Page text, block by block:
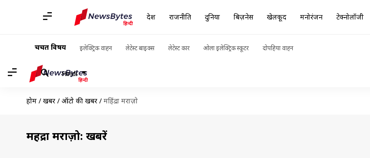
देश राजनीति दुनिया बिज़नेस खेलकूद मनोरंजन टेक्नोलॉजी
चर्चित विषय इलेक्ट्रिक वाहन लेटेस्ट बाइक्स लेटेस्ट कार ओला इलेक्ट्रिक स्कूटर दोपहिया वाहन
Hindi
होम / खबरें / ऑटो की खबरें / महिंद्रा मराज़ो
महिंद्रा मराज़ो: खबरें